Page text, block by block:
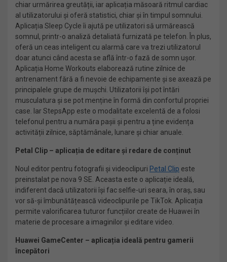
chiar urmărirea greutății, iar aplicația măsoară ritmul cardiac
al utilizatorului și oferă statistici, chiar și în timpul somnului.
Aplicația Sleep Cycle îi ajută pe utilizatori să urmărească
somnul, printr-o analiză detaliată furnizată pe telefon. În plus,
oferă un ceas inteligent cu alarmă care va trezi utilizatorul
doar atunci când acesta se află într-o fază de somn ușor.
Aplicația Home Workouts elaborează rutine zilnice de
antrenament fără a fi nevoie de echipamente și se axează pe
principalele grupe de mușchi. Utilizatorii își pot întări
musculatura și se pot menține în formă din confortul propriei
case. Iar StepsApp este o modalitate excelentă de a folosi
telefonul pentru a număra pașii și pentru a ține evidența
activității zilnice, săptămânale, lunare și chiar anuale.
Petal Clip – aplicația de editare și redare de conținut
Noul editor pentru fotografii și videoclipuri Petal Clip este
preinstalat pe nova 9 SE. Aceasta este o aplicație ideală,
indiferent dacă utilizatorii își fac selfie-uri seara, în oraș, sau
vor să-și îmbunătățească videoclipurile pe TikTok. Aplicația
permite valorificarea tuturor funcțiilor create de Huawei în
materie de procesare a imaginilor și editare video.
Huawei GameCenter – aplicația ideală pentru gamerii
începători